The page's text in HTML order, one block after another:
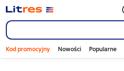
Kod promocyjny Nowości Popularne